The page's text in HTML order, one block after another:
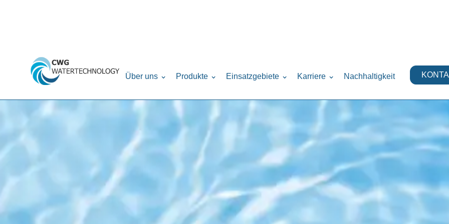
Über uns Produkte Einsatzgebiete Karriere Nachhaltigkeit